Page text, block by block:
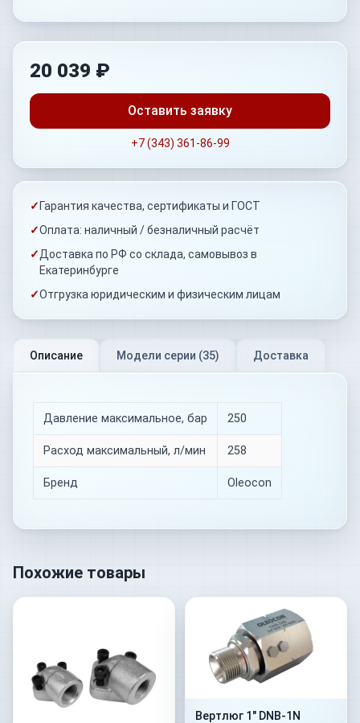
20 039 ₽
Оставить заявку
+7 (343) 361-86-99
✓ Гарантия качества, сертификаты и ГОСТ
✓Оплата: наличный / безналичный расчёт
✓Доставка по РФ со склада, самовывоз в
Екатеринбурге
✓Отгрузка юридическим и физическим лицам
Описание Модели серии (35) Доставка
Давление максимальное, бар 250
Расход максимальный, л/мин 258
Бренд Oleocon
Похожие товары
Вертлюг 1" DNB-1N